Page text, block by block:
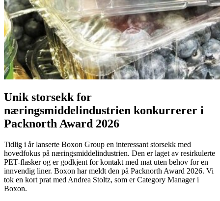
Unik storsekk for
næringsmiddelindustrien konkurrerer i
Packnorth Award 2026
Tidlig i år lanserte Boxon Group en interessant storsekk med
hovedfokus på næringsmiddelindustrien. Den er laget av resirkulerte
PET-flasker og er godkjent for kontakt med mat uten behov for en
innvendig liner. Boxon har meldt den på Packnorth Award 2026. Vi
tok en kort prat med Andrea Stoltz, som er Category Manager i
Boxon.